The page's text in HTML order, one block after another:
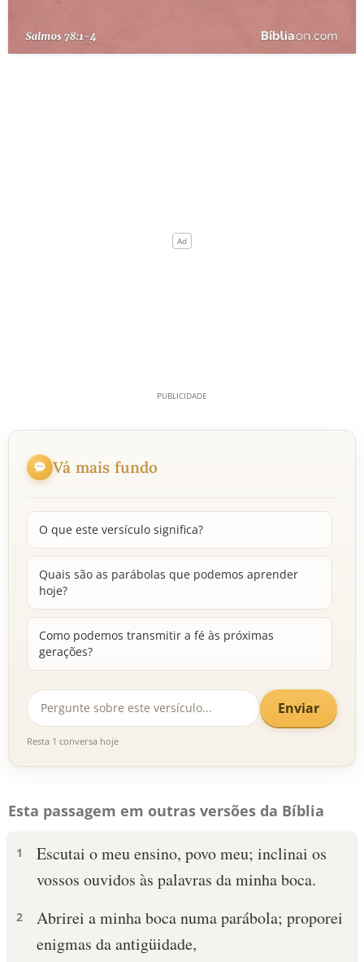
Vá mais fundo
O que este versículo significa?
Quais são as parábolas que podemos aprender
hoje?
Como podemos transmitir a fé às próximas
gerações?
Enviar
Resta 1 conversa hoje
Esta passagem em outras versões da Bíblia
1
Escutai o meu ensino, povo meu; inclinai os
vossos ouvidos às palavras da minha boca.
2
Abrirei a minha boca numa parábola; proporei
enigmas da antigüidade,